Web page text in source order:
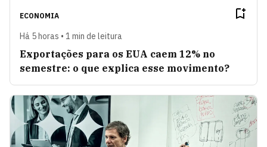
ECONOMIA
Há 5 horas • 1 min de leitura
Exportações para os EUA caem 12% no
semestre: o que explica esse movimento?